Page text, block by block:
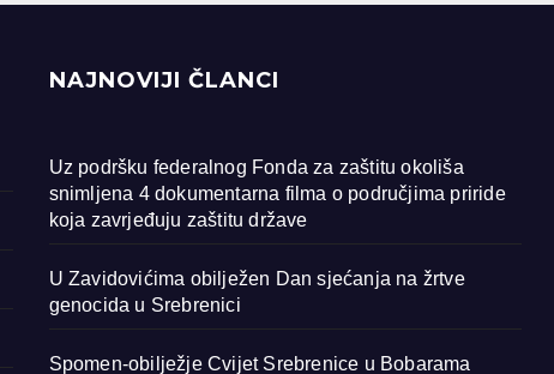
NAJNOVIJI ČLANCI
Uz podršku federalnog Fonda za zaštitu okoliša
snimljena 4 dokumentarna filma o područjima priride
koja zavrjeđuju zaštitu države
U Zavidovićima obilježen Dan sjećanja na žrtve
genocida u Srebrenici
Spomen-obilježje Cvijet Srebrenice u Bobarama